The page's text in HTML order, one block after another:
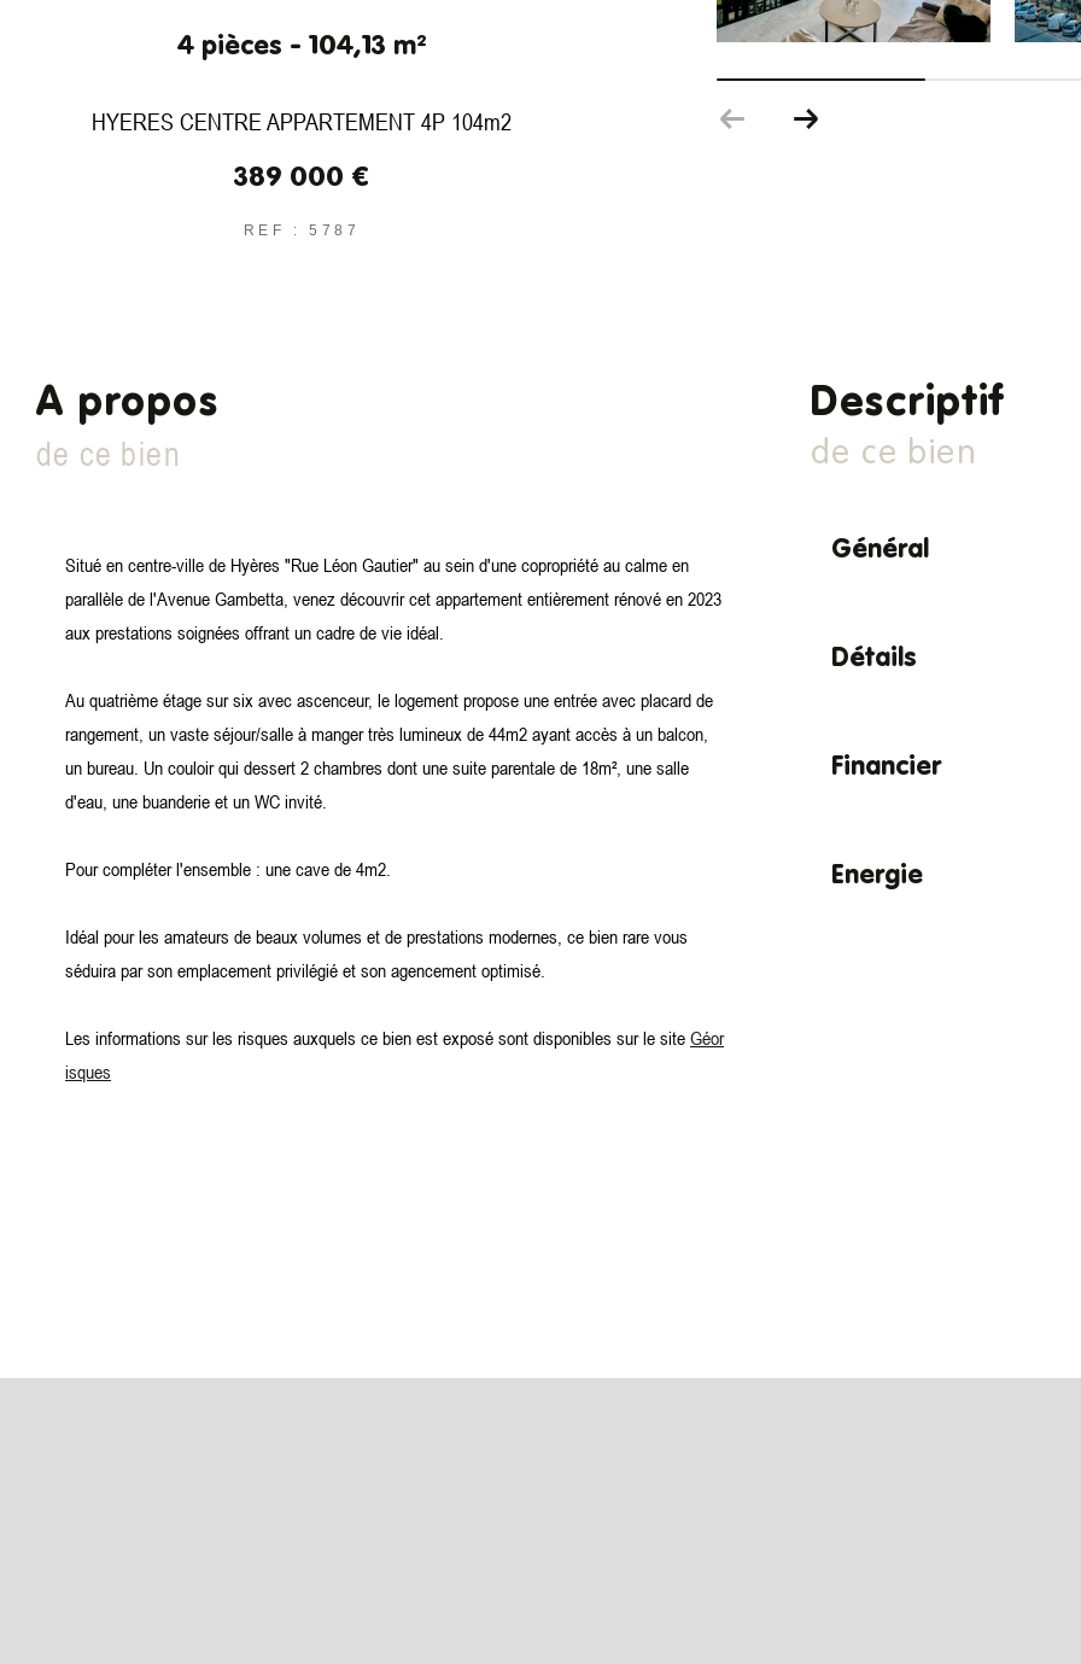
4 pièces - 104,13 m²
HYERES CENTRE APPARTEMENT 4P 104m2
389 000 €
REF : 5787
a propos
de ce bien
Situé en centre-ville de Hyères "Rue Léon Gautier" au sein d'une copropriété au calme en
parallèle de l'Avenue Gambetta, venez découvrir cet appartement entièrement rénové en 2023
aux prestations soignées offrant un cadre de vie idéal.
Au quatrième étage sur six avec ascenceur, le logement propose une entrée avec placard de
rangement, un vaste séjour/salle à manger très lumineux de 44m2 ayant accès à un balcon,
un bureau. Un couloir qui dessert 2 chambres dont une suite parentale de 18m², une salle
d'eau, une buanderie et un WC invité.
Pour compléter l'ensemble : une cave de 4m2.
Idéal pour les amateurs de beaux volumes et de prestations modernes, ce bien rare vous
séduira par son emplacement privilégié et son agencement optimisé.
Les informations sur les risques auxquels ce bien est exposé sont disponibles sur le site Géor
isques
descriptif
de ce bien
Général
Détails
Financier
Energie